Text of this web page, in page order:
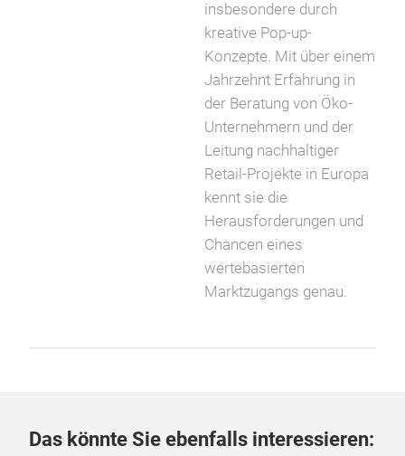
insbesondere durch
kreative Pop-up-
Konzepte. Mit über einem
Jahrzehnt Erfahrung in
der Beratung von Öko-
Unternehmern und der
Leitung nachhaltiger
Retail-Projekte in Europa
kennt sie die
Herausforderungen und
Chancen eines
wertebasierten
Marktzugangs genau.
Das könnte Sie ebenfalls interessieren: